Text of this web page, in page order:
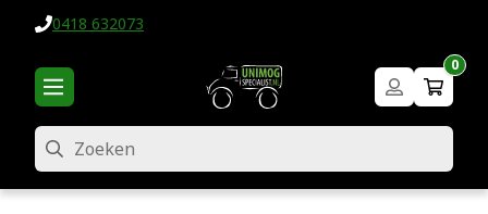
0418 632073
0
Zoeken